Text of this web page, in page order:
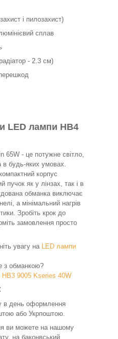
і пилозахист)
сплав
- 2.3 см)
LED лампи HB4
65W - це потужне світло,
в будь-яких умовах.
корпус
пучок як у лінзах, так і в
обманка виключає
а мінімальний нагрів
Зробіть крок до
замовлення просто
увагу наLED лампи
з обманкою?
HB3 9005 Kseries 40W
в день оформлення
або Укрпоштою.
ви можете на нашому
на баконвський